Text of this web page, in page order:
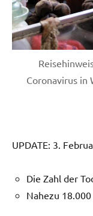
Coronavirus in
UPDATE: 3.
Die Zahl der
Nahezu